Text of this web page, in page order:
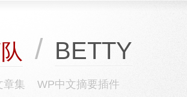
/ BETTY
章集 WP中文摘要插件